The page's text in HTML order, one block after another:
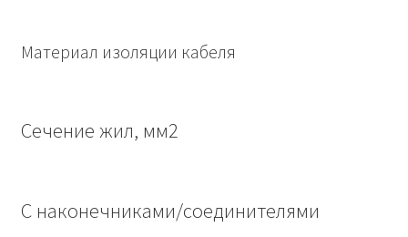
Материал изоляции кабеля
Сечение жил, мм2
С наконечниками/соединителями